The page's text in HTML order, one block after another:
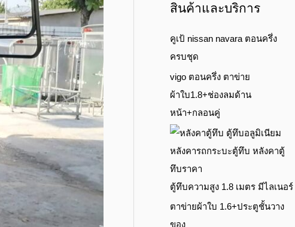
สินค้าและบริการ
คูเป้ nissan navara ตอนครึ่ง
ครบชุด
vigo ตอนครึ่ง ตาข่าย
ผ้าใบ1.8+ช่องลมด้าน
หน้า+กลอนคู่
ตู้ทึบความสูง 1.8 เมตร มีไลเนอร์
ตาข่ายผ้าใบ 1.6+ประตูชั้นวาง
ของ